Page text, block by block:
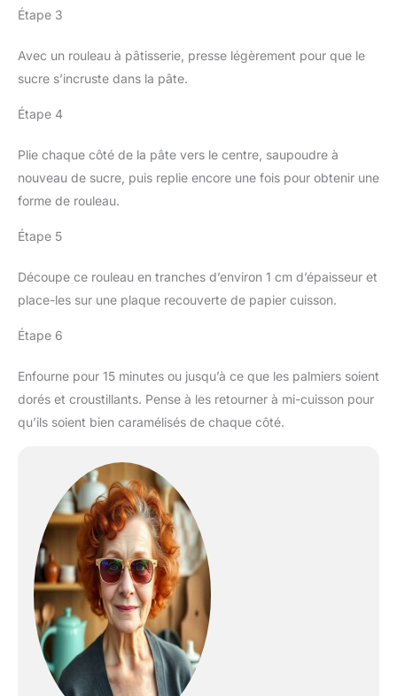
Étape 3
Avec un rouleau à pâtisserie, presse légèrement pour que le
sucre s’incruste dans la pâte.
Étape 4
Plie chaque côté de la pâte vers le centre, saupoudre à
nouveau de sucre, puis replie encore une fois pour obtenir une
forme de rouleau.
Étape 5
Découpe ce rouleau en tranches d’environ 1 cm d’épaisseur et
place-les sur une plaque recouverte de papier cuisson.
Étape 6
Enfourne pour 15 minutes ou jusqu’à ce que les palmiers soient
dorés et croustillants. Pense à les retourner à mi-cuisson pour
qu’ils soient bien caramélisés de chaque côté.